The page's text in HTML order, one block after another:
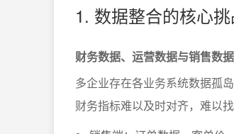
1. 数据整合的核心
财务数据、运营数据与销售数
多企业存在各业务系统数据孤
财务指标难以及时对齐，难以找